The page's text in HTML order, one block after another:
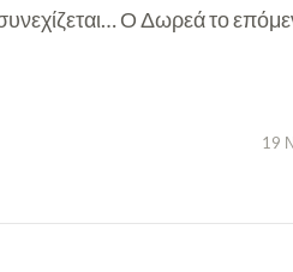
Ο Δωρεά το
19